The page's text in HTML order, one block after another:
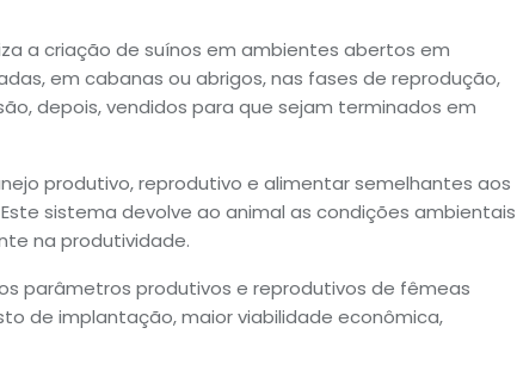
a criação de suínos em ambientes abertos em
em cabanas ou abrigos, nas fases de reprodução,
depois, vendidos para que sejam terminados em
produtivo, reprodutivo e alimentar semelhantes aos
sistema devolve ao animal as condições ambientais
na produtividade.
parâmetros produtivos e reprodutivos de fêmeas
de implantação, maior viabilidade econômica,